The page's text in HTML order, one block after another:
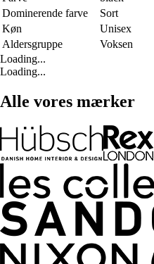
Dominerende farve
Sort
Køn
Unisex
Aldersgruppe
Voksen
Loading...
Loading...
Alle vores mærker